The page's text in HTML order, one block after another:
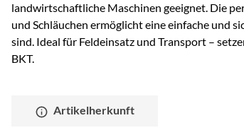
landwirtschaftliche Maschinen geeignet. Die
und Schläuchen ermöglicht eine einfache und
sind. Ideal für Feldeinsatz und Transport –
BKT.
Artikelherkunft